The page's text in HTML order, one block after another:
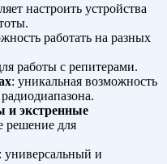
настроить устройства
работать на разных
работы с репитерами.
: уникальная возможность
и экстренные
решение для
: универсальный и